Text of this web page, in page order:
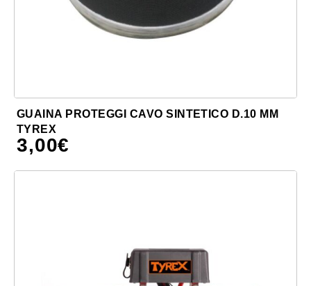
GUAINA PROTEGGI CAVO SINTETICO D.10 MM
TYREX
3,00€